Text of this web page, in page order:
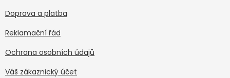
Doprava a platba
Reklamační řád
Ochrana osobních údajů
Váš zákaznický účet